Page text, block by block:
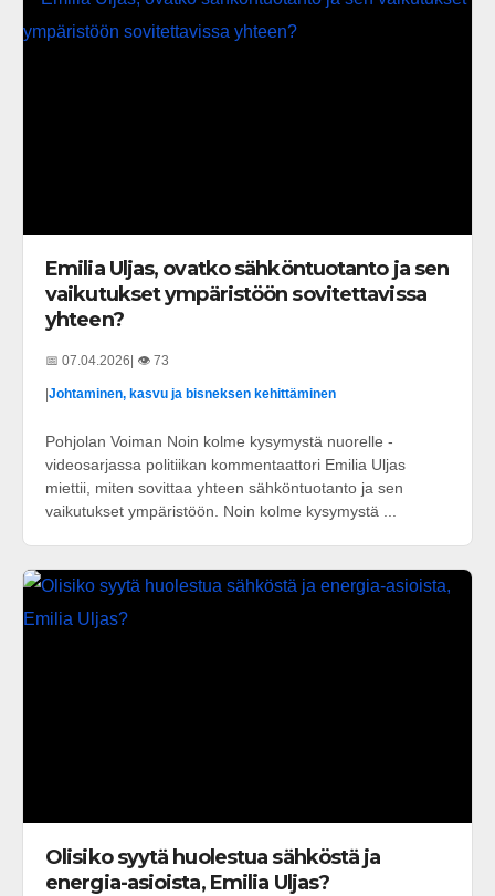
Emilia Uljas, ovatko sähköntuotanto ja sen
vaikutukset ympäristöön sovitettavissa
yhteen?
📅 07.04.2026 | 👁️ 73
Johtaminen, kasvu ja bisneksen kehittäminen
Pohjolan Voiman Noin kolme kysymystä nuorelle -
videosarjassa politiikan kommentaattori Emilia Uljas
miettii, miten sovittaa yhteen sähköntuotanto ja sen
vaikutukset ympäristöön. Noin kolme kysymystä ...
Olisiko syytä huolestua sähköstä ja
energia-asioista, Emilia Uljas?